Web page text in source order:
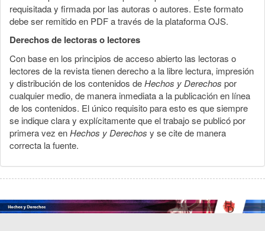
requisitada y firmada por las autoras o autores. Este formato
debe ser remitido en PDF a través de la plataforma OJS.
Derechos de lectoras o lectores
Con base en los principios de acceso abierto las lectoras o
lectores de la revista tienen derecho a la libre lectura, impresión
y distribución de los contenidos deHechos y Derechos por
cualquier medio, de manera inmediata a la publicación en línea
de los contenidos. El único requisito para esto es que siempre
se indique clara y explícitamente que el trabajo se publicó por
primera vez enHechos y Derechos y se cite de manera
correcta la fuente.